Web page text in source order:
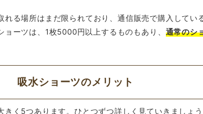
れる場所はまだ限られており、通信販売で購入してい
ーツは、1枚5000円以上するものもあり、 通常のシ
吸水ショーツのメリット
く5つあります。ひとつずつ詳しく見ていきましょう